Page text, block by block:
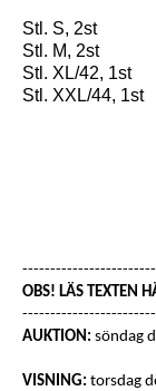
Stl. S, 2st
Stl. M, 2st
Stl. XL/42, 1st
Stl. XXL/44, 1st
OBS! LÄS TEXTEN
AUKTION: söndag
VISNING: torsdag